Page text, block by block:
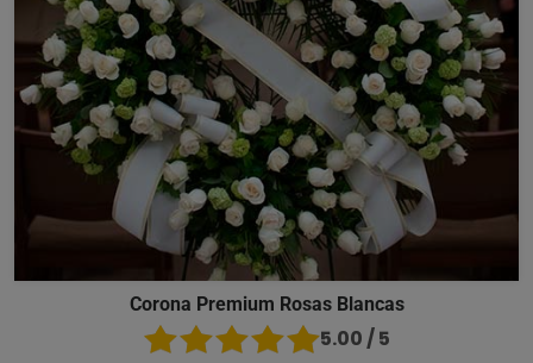
Corona Premium Rosas Blancas
5.00 / 5